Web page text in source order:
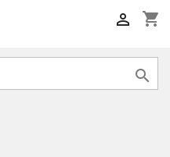
shopping_cart

